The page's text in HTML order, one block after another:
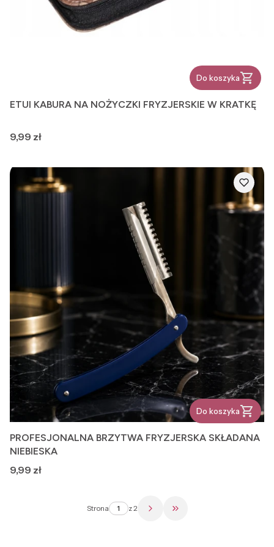
Do koszyka
ETUI KABURA NA NOŻYCZKI FRYZJERSKIE W KRATKĘ
Cena
9,99 zł
Do koszyka
PROFESJONALNA BRZYTWA FRYZJERSKA SKŁADANA
NIEBIESKA
Cena
9,99 zł
Strona z 2 Przejdź do ostatniej